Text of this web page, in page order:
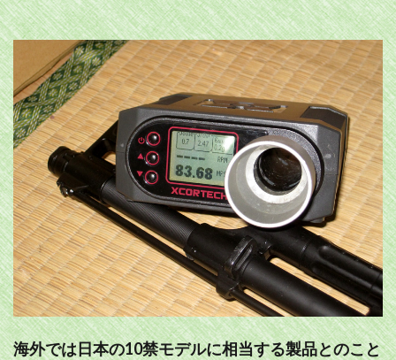
海外では日本の10禁モデルに相当する製品とのこと